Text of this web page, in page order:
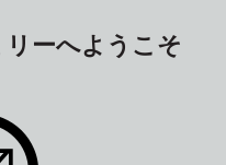
ーへようこそ